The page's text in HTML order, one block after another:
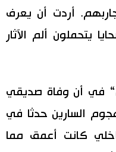
أردت أن يعرف
يتحملون ألم الآثار
في أن وفاة صديقي
السارين حدثا في
كانت أعمق مما